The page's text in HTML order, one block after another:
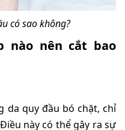
có sao không?
nào nên cắt bao
da quy đầu bó chặt, chỉ
này có thể gây ra sự